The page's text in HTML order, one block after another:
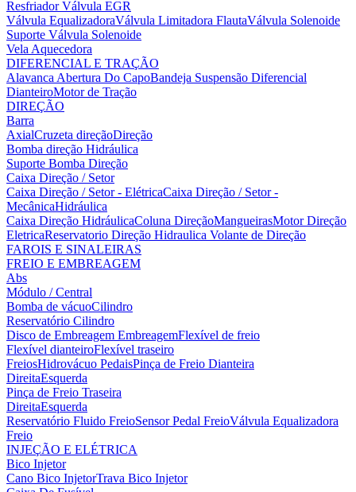
Resfriador Válvula EGR
Válvula EqualizadoraVálvula Limitadora FlautaVálvula Solenoide
Suporte Válvula Solenoide
Vela Aquecedora
DIFERENCIAL E TRAÇÃO
Alavanca Abertura Do CapoBandeja Suspensão Diferencial
DianteiroMotor de Tração
DIREÇÃO
Barra
AxialCruzeta direçãoDireção
Bomba direção Hidráulica
Suporte Bomba Direção
Caixa Direção / Setor
Caixa Direção / Setor - ElétricaCaixa Direção / Setor -
MecânicaHidráulica
Caixa Direção HidráulicaColuna DireçãoMangueirasMotor Direção
EletricaReservatorio Direção Hidraulica Volante de Direção
FAROIS E SINALEIRAS
FREIO E EMBREAGEM
Abs
Módulo / Central
Bomba de vácuoCilindro
Reservatório Cilindro
Disco de Embreagem EmbreagemFlexível de freio
Flexível dianteiroFlexível traseiro
FreiosHidrovácuo PedaisPinça de Freio Dianteira
DireitaEsquerda
Pinça de Freio Traseira
DireitaEsquerda
Reservatório Fluido FreioSensor Pedal FreioVálvula Equalizadora
Freio
INJEÇÃO E ELÉTRICA
Bico Injetor
Cano Bico InjetorTrava Bico Injetor